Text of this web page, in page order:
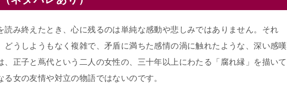
読み終えたとき、心に残るのは単純な感動や悲しみではありません。それ
どうしようもなく複雑で、矛盾に満ちた感情の渦に触れたような、深い感嘆
、正子と蔦代という二人の女性の、三十年以上にわたる「腐れ縁」を描いて
女の友情や対立の物語ではないのです。